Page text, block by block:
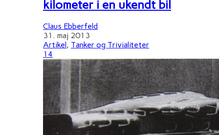
kilometer i en ukendt bil
Claus Ebberfeld
31. maj 2013
Artikel , Tanker og Trivialiteter
14